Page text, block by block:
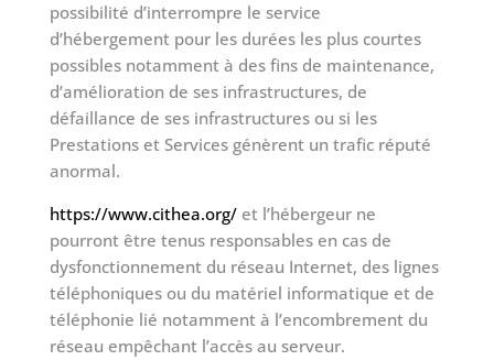
possibilité d’interrompre le service
d’hébergement pour les durées les plus courtes
possibles notamment à des fins de maintenance,
d’amélioration de ses infrastructures, de
défaillance de ses infrastructures ou si les
Prestations et Services génèrent un trafic réputé
anormal.
https://www.cithea.org/et l’hébergeur ne
pourront être tenus responsables en cas de
dysfonctionnement du réseau Internet, des lignes
téléphoniques ou du matériel informatique et de
téléphonie lié notamment à l’encombrement du
réseau empêchant l’accès au serveur.